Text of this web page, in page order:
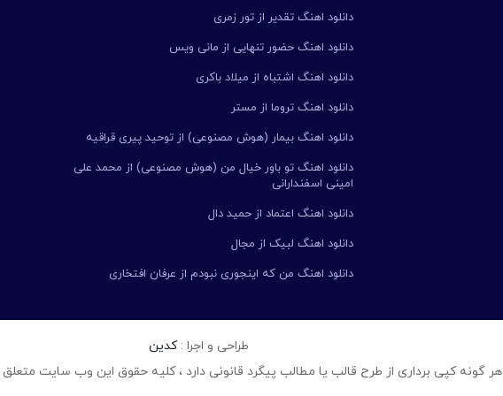
دانلود اهنگ تقدیر از تور زمری
دانلود اهنگ حضور تنهایی از مانی ویس
دانلود اهنگ اشتباه از میلاد باکری
دانلود اهنگ تروما از مستر
دانلود اهنگ بیمار (هوش مصنوعی) از توحید پیری قراقیه
دانلود اهنگ تو باور خیال من (هوش مصنوعی) از محمد علی
امینی اسفندارانی
دانلود اهنگ اعتماد از حمید دال
دانلود اهنگ لبیک از مجال
دانلود اهنگ من که اینجوری نبودم از عرفان افتخاری
طراحی و اجرا :کدین
هر گونه کپی برداری از طرح قالب یا مطالب پیگرد قانونی دارد ، کلیه حقوق این وب سایت